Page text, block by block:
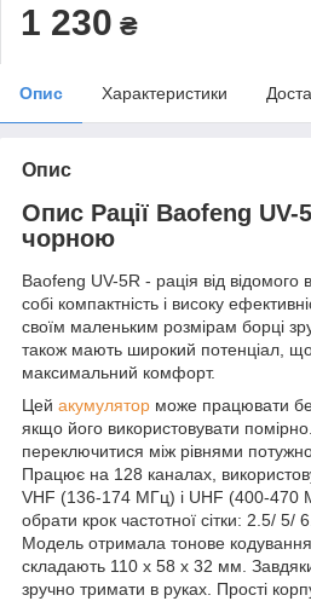
1 230 ₴
Опис Характеристики
Опис
Опис Рації Baofeng UV-
чорною
Baofeng UV-5R - рація від
собі компактність і високу
своїм маленьким розмірам борці
також мають широкий потенціал,
максимальний комфорт.
Цей акумулятор може працювати
якщо його використовувати
переключитися між рівнями
Працює на 128 каналах,
VHF (136-174 МГц) і UHF (400-470
обрати крок частотної сітки: 2.5/
Модель отримала тонове
складають 110 х 58 х 32 мм.
зручно тримати в руках. Прості